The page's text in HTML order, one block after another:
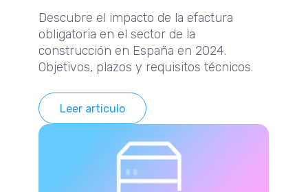
Descubre el impacto de la efactura
obligatoria en el sector de la
construcción en España en 2024.
Objetivos, plazos y requisitos técnicos.
Leer articulo